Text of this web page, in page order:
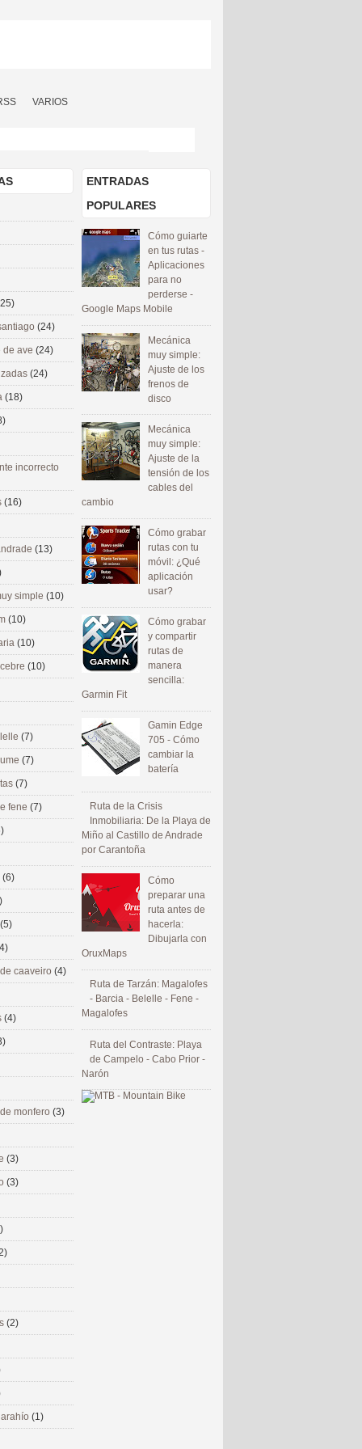
VARIOS
ENTRADAS
POPULARES
Cómo guiarte
en tus rutas -
Aplicaciones
para no
perderse -
Google Maps Mobile
Mecánica
muy simple:
Ajuste de los
frenos de
disco
Mecánica
muy simple:
Ajuste de la
tensión de los
cables del
cambio
Cómo grabar
rutas con tu
móvil: ¿Qué
aplicación
usar?
Cómo grabar
y compartir
rutas de
manera
sencilla:
Garmin Fit
Gamin Edge
705 - Cómo
cambiar la
batería
Ruta de la Crisis
Inmobiliaria: De la Playa de
Miño al Castillo de Andrade
por Carantoña
Cómo
preparar una
ruta antes de
hacerla:
Dibujarla con
OruxMaps
Ruta de Tarzán: Magalofes
- Barcia - Belelle - Fene -
Magalofes
Ruta del Contraste: Playa
de Campelo - Cabo Prior -
Narón
(24)
de ave (24)
(24)
(18)
incorrecto
(16)
(13)
simple (10)
(10)
(10)
(10)
(7)
(7)
(7)
fene (7)
(6)
(5)
caaveiro (4)
(4)
monfero (3)
(3)
(3)
(2)
(1)